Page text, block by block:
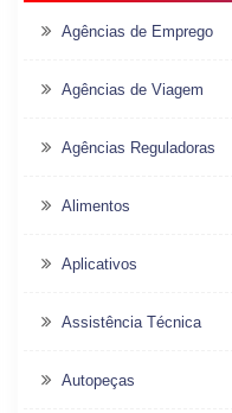
Agências de Emprego
Agências de Viagem
Agências Reguladoras
Alimentos
Aplicativos
Assistência Técnica
Autopeças